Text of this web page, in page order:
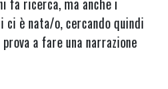
fa ricerca, ma anche i
è nata/o, cercando quindi
a fare una narrazione